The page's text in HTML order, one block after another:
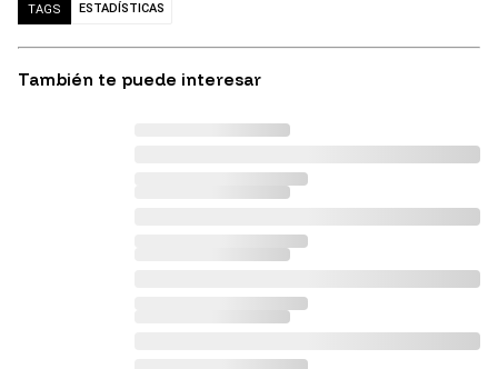
TAGS ESTADÍSTICAS
También te puede interesar